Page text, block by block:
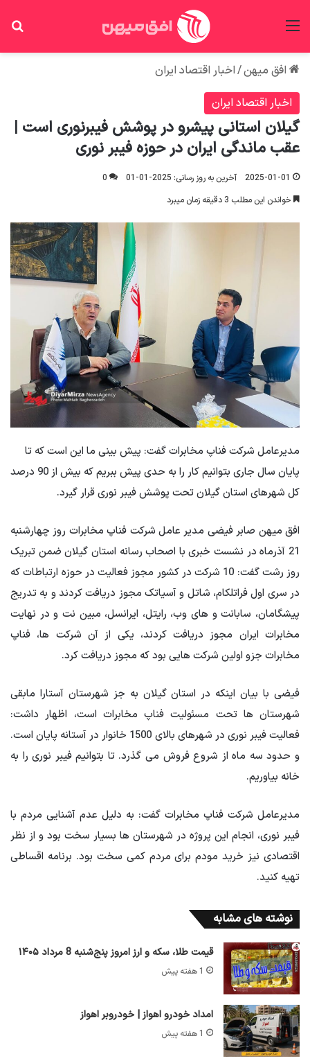
افق میهن/اخبار اقتصاد ایران
اخبار اقتصاد ایران
گیلان استانی پیشرو در پوشش فیبرنوری است |
عقب ماندگی ایران در حوزه فیبر نوری
2025-01-01 آخرین به روز رسانی: 2025-01-01
0
خواندن این مطلب 3 دقیقه زمان میبرد
مدیرعامل شرکت فناپ مخابرات گفت: پیش بینی ما این است که تا
پایان سال جاری بتوانیم کار را به حدی پیش ببریم که بیش از 90 درصد
کل شهرهای استان گیلان تحت پوشش فیبر نوری قرار گیرد.
افق میهن صابر فیضی مدیر عامل شرکت فناپ مخابرات روز چهارشنبه
21 آذرماه در نشست خبری با اصحاب رسانه استان گیلان ضمن تبریک
روز رشت گفت: 10 شرکت در کشور مجوز فعالیت در حوزه ارتباطات که
در سری اول فراتلکام، شاتل و آسیاتک مجوز دریافت کردند و به تدریج
پیشگامان، سابانت و های وب، رایتل، ایرانسل، مبین نت و در نهایت
مخابرات ایران مجوز دریافت کردند، یکی از آن شرکت ها، فناپ
مخابرات جزو اولین شرکت هایی بود که مجوز دریافت کرد.
فیضی با بیان اینکه در استان گیلان به جز شهرستان آستارا مابقی
شهرستان ها تحت مسئولیت فناپ مخابرات است، اظهار داشت:
فعالیت فیبر نوری در شهرهای بالای 1500 خانوار در آستانه پایان است.
و حدود سه ماه از شروع فروش می گذرد. تا بتوانیم فیبر نوری را به
خانه بیاوریم.
مدیرعامل شرکت فناپ مخابرات گفت: به دلیل عدم آشنایی مردم با
فیبر نوری، انجام این پروژه در شهرستان ها بسیار سخت بود و از نظر
اقتصادی نیز خرید مودم برای مردم کمی سخت بود. برنامه اقساطی
تهیه کنید.
نوشته های مشابه
قیمت طلا، سکه و ارز امروز پنج‌شنبه 8 مرداد ۱۴۰۵
1 هفته پیش
امداد خودرو اهواز | خودروبر اهواز
1 هفته پیش